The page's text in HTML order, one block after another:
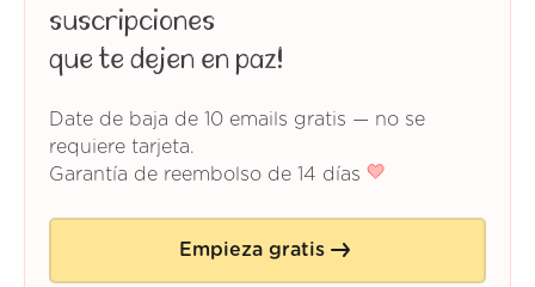
suscripciones
que te dejen en paz!
Date de baja de 10 emails gratis — no se
requiere tarjeta.
Garantía de reembolso de 14 días
Empieza gratis